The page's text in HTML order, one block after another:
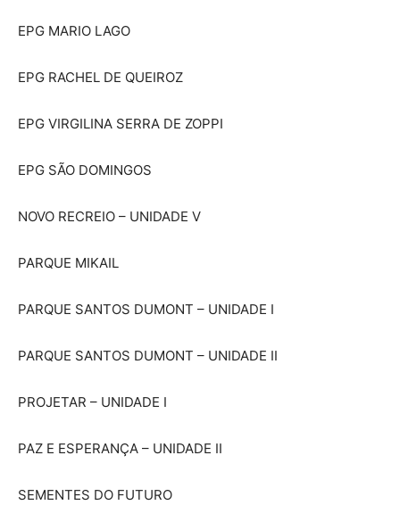
EPG MARIO LAGO
EPG RACHEL DE QUEIROZ
EPG VIRGILINA SERRA DE ZOPPI
EPG SÃO DOMINGOS
NOVO RECREIO – UNIDADE V
PARQUE MIKAIL
PARQUE SANTOS DUMONT – UNIDADE I
PARQUE SANTOS DUMONT – UNIDADE II
PROJETAR – UNIDADE I
PAZ E ESPERANÇA – UNIDADE II
SEMENTES DO FUTURO